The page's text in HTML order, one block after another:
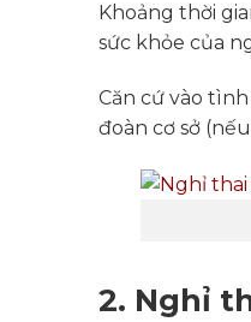
Khoảng thời
sức khỏe của
Căn cứ vào
đoàn cơ sở
2. Nghỉ